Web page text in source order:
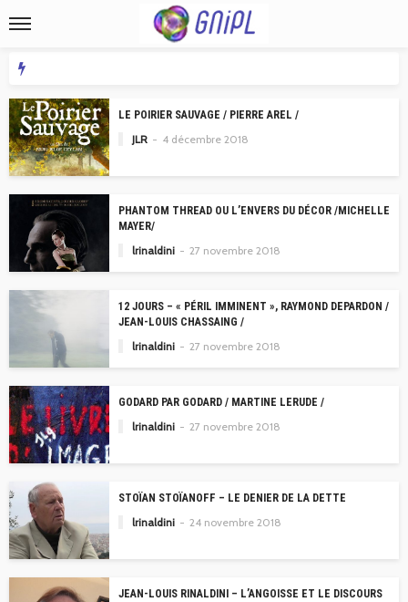
LE POIRIER SAUVAGE / PIERRE AREL /
JLR 4 décembre 2018
PHANTOM THREAD OU L’ENVERS DU DÉCOR /MICHELLE
MAYER/
lrinaldini 27 novembre 2018
12 JOURS – « PÉRIL IMMINENT », RAYMOND DEPARDON /
JEAN-LOUIS CHASSAING /
lrinaldini 27 novembre 2018
GODARD PAR GODARD / MARTINE LERUDE /
lrinaldini 27 novembre 2018
STOÏAN STOÏANOFF – LE DENIER DE LA DETTE
lrinaldini 24 novembre 2018
JEAN-LOUIS RINALDINI – L’ANGOISSE ET LE DISCOURS